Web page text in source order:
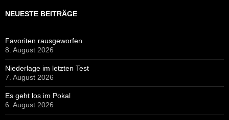
NEUESTE BEITRÄGE
Favoriten rausgeworfen
8. August 2026
Niederlage im letzten Test
7. August 2026
Es geht los im Pokal
6. August 2026